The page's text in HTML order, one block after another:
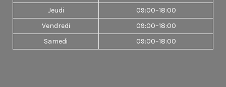
Jeudi
09:00–18:00
Vendredi
09:00–18:00
Samedi
09:00–18:00